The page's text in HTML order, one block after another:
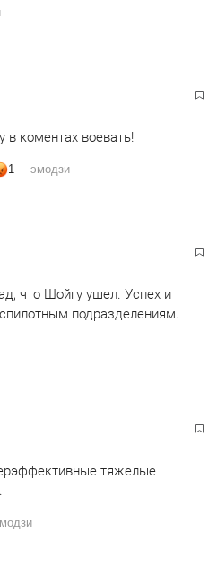
коментах воевать!
1 эмодзи
что Шойгу ушел. Успех и
подразделениям.
тяжелые